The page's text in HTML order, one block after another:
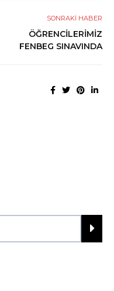
SONRAKI HABER
ÖĞRENCİLERİMİZ
FENBEG SINAVINDA